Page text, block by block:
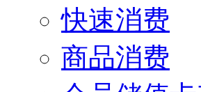
快速消费
商品消费